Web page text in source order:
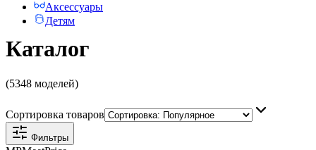
Аксессуары
Детям
Каталог
(5348 моделей)
Сортировка товаров
Фильтры